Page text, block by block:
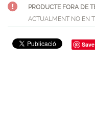
PRODUCTE FORA DE
ACTUALMENT NO EN
Save